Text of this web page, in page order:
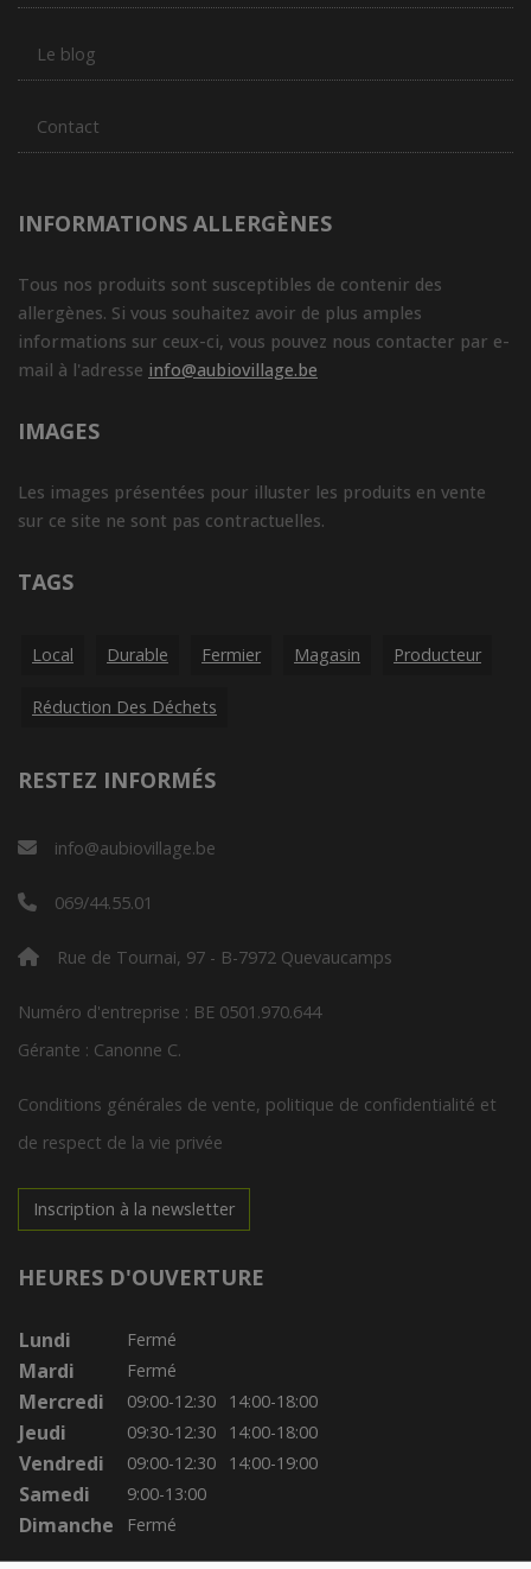
Le blog
Contact
INFORMATIONS ALLERGÈNES
Tous nos produits sont susceptibles de contenir des
allergènes. Si vous souhaitez avoir de plus amples
informations sur ceux-ci, vous pouvez nous contacter par e-
mail à l'adresse info@aubiovillage.be
IMAGES
Les images présentées pour illuster les produits en vente
sur ce site ne sont pas contractuelles.
TAGS
Local Durable Fermier Magasin Producteur
Réduction Des Déchets
RESTEZ INFORMÉS
info@aubiovillage.be
069/44.55.01
Rue de Tournai, 97 - B-7972 Quevaucamps
Numéro d'entreprise : BE 0501.970.644
Gérante : Canonne C.
Conditions générales de vente, politique de confidentialité et
de respect de la vie privée
Inscription à la newsletter
HEURES D'OUVERTURE
Lundi Fermé
Mardi Fermé
Mercredi 09:00-12:30 14:00-18:00
Jeudi 09:30-12:30 14:00-18:00
Vendredi 09:00-12:30 14:00-19:00
Samedi 9:00-13:00
Dimanche Fermé